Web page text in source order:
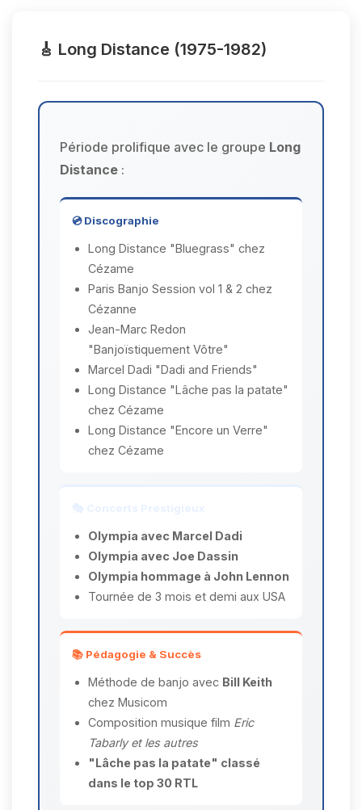
🎸 Long Distance (1975-1982)
Période prolifique avec le groupe Long
Distance :
💿 Discographie
Long Distance "Bluegrass" chez
Cézame
Paris Banjo Session vol 1 & 2 chez
Cézanne
Jean-Marc Redon
"Banjoïstiquement Vôtre"
Marcel Dadi "Dadi and Friends"
Long Distance "Lâche pas la patate"
chez Cézame
Long Distance "Encore un Verre"
chez Cézame
Olympia avec Marcel Dadi
Olympia avec Joe Dassin
Olympia hommage à John Lennon
Tournée de 3 mois et demi aux USA
📚 Pédagogie & Succès
Méthode de banjo avec Bill Keith
chez Musicom
Composition musique film Eric
Tabarly et les autres
"Lâche pas la patate" classé
dans le top 30 RTL